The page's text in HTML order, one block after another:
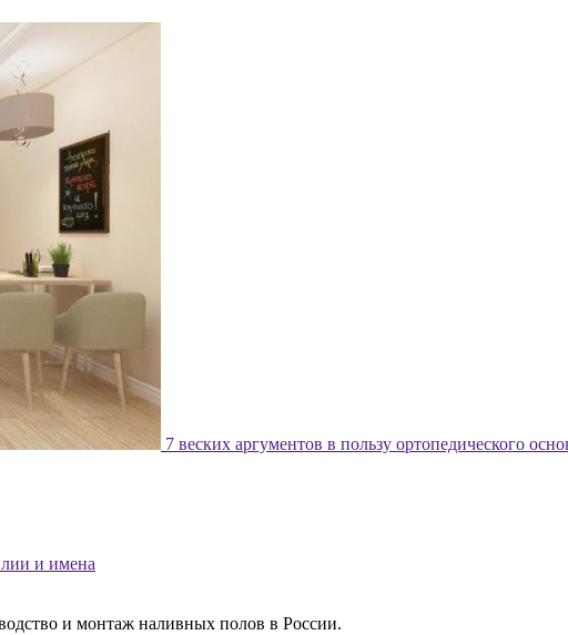
7 веских аргументов в пользу ортопедического
и имена
и монтаж наливных полов в России.